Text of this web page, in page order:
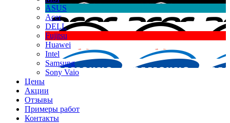
ASUS
Acer
DELL
Fujitsu
Huawei
Intel
Samsung
Sony Vaio
Цены
Акции
Отзывы
Примеры работ
Контакты